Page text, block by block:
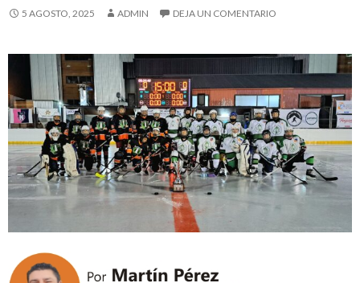
5 AGOSTO, 2025 ADMIN DEJA UN COMENTARIO